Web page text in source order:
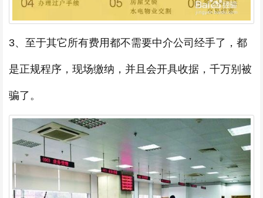
3、至于其它所有费用都不需要中介公司经手了，都
是正规程序，现场缴纳，并且会开具收据，千万别被
骗了。